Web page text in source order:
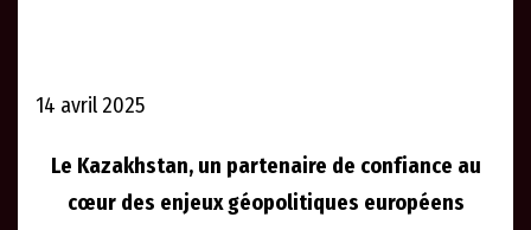
14 avril 2025
Le Kazakhstan, un partenaire de confiance au
cœur des enjeux géopolitiques européens